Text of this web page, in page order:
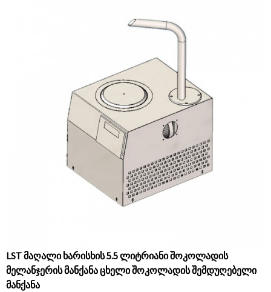
LST მაღალი ხარისხის 5.5 ლიტრიანი შოკოლადის
მელანჯერის მანქანა ცხელი შოკოლადის შემდუღებელი
მანქანა